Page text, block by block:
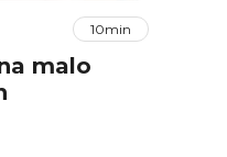
10min
malo